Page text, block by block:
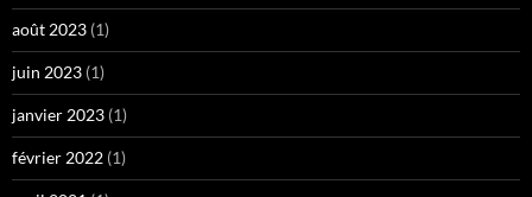
août 2023 (1)
juin 2023 (1)
janvier 2023 (1)
février 2022 (1)